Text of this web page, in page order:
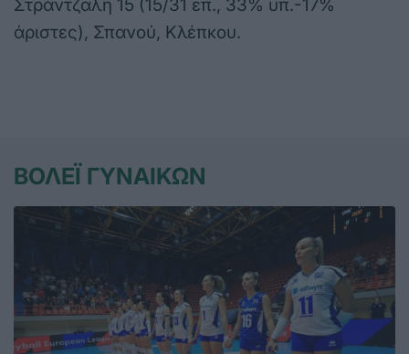
Στράντζαλη 15 (15/31 επ., 33% υπ.-17%
άριστες), Σπανού, Κλέπκου.
ΒΟΛΕΪ ΓΥΝΑΙΚΩΝ